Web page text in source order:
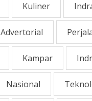
Kuliner
Advertorial
Kampar
Nasional